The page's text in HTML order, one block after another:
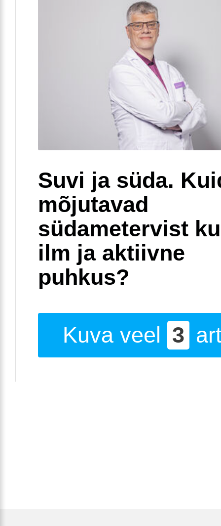
Suvi ja süda.
mõjutavad
südametervist
ilm ja aktiivne
puhkus?
Kuva veel 3